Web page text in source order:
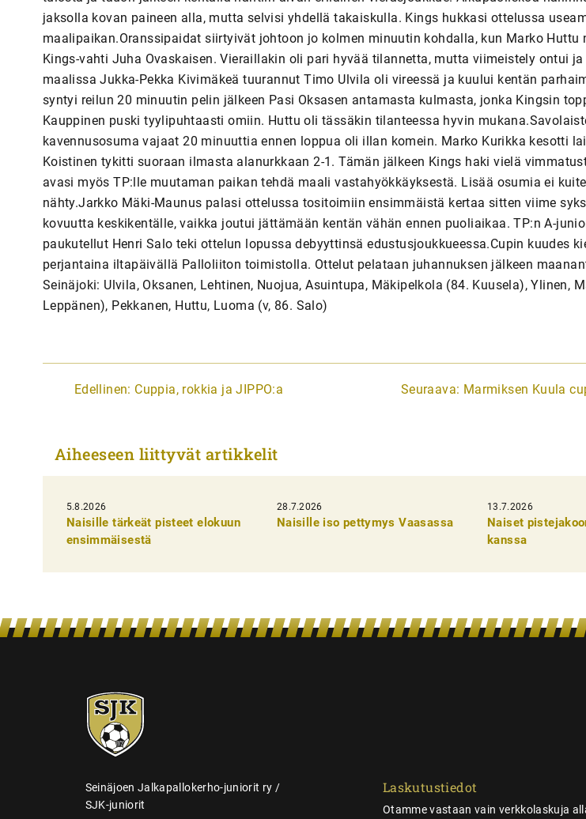
jaksolla kovan paineen alla, mutta selvisi yhdellä takaiskulla. Kings hukkasi ottelussa
maalipaikan.Oranssipaidat siirtyivät johtoon jo kolmen minuutin kohdalla, kun Marko Huttu
Kings-vahti Juha Ovaskaisen. Vieraillakin oli pari hyvää tilannetta, mutta viimeistely ontui
maalissa Jukka-Pekka Kivimäkeä tuurannut Timo Ulvila oli vireessä ja kuului kentän
syntyi reilun 20 minuutin pelin jälkeen Pasi Oksasen antamasta kulmasta, jonka Kingsin
Kauppinen puski tyylipuhtaasti omiin. Huttu oli tässäkin tilanteessa hyvin
kavennusosuma vajaat 20 minuuttia ennen loppua oli illan komein. Marko Kurikka kesotti
Koistinen tykitti suoraan ilmasta alanurkkaan 2-1. Tämän jälkeen Kings haki vielä
avasi myös TP:lle muutaman paikan tehdä maali vastahyökkäyksestä. Lisää osumia ei
nähty.Jarkko Mäki-Maunus palasi ottelussa tositoimiin ensimmäistä kertaa sitten viime
kovuutta keskikentälle, vaikka joutui jättämään kentän vähän ennen puoliaikaa. TP:n A-
paukutellut Henri Salo teki ottelun lopussa debyyttinsä edustusjoukkueessa.Cupin kuudes
perjantaina iltapäivällä Palloliiton toimistolla. Ottelut pelataan juhannuksen jälkeen
Seinäjoki: Ulvila, Oksanen, Lehtinen, Nuojua, Asuintupa, Mäkipelkola (84. Kuusela), Ylinen,
Leppänen), Pekkanen, Huttu, Luoma (v, 86. Salo)
A
i
k
e
n
Edellinen: Cuppia, rokkia ja JIPPO:a Seuraava: Marmiksen Kuula
Aiheeseen liittyvät artikkelit
5.8.2026
Naisille tärkeät pisteet elokuun
ensimmäisestä
28.7.2026
Naisille iso pettymys Vaasassa
13.7.2026
Naiset
kanssa
SJK-
juniorit
Seinäjoen Jalkapallokerho-juniorit ry /
SJK-juniorit
Laskutustiedot
Otamme vastaan vain verkkolaskuja